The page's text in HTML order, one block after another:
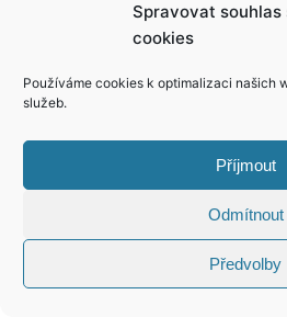
Spravovat souhlas
cookies
Používáme cookies k optimalizaci našich
služeb.
Příjmout
Odmítnout
Předvolby
Copyright © 2026 VIP
Reserved